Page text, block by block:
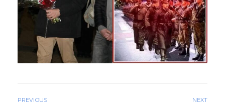
PREVIOUS NEXT